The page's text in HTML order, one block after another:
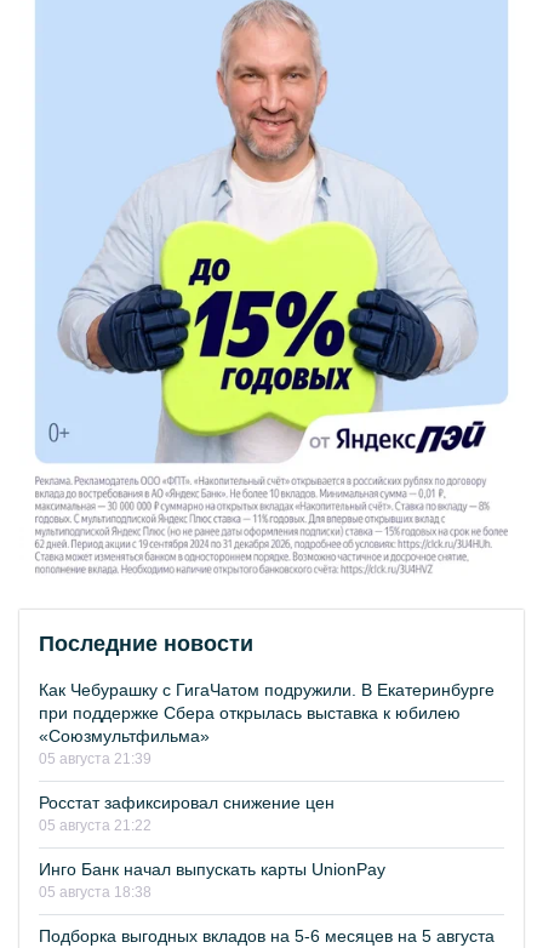
Последние новости
Как Чебурашку с ГигаЧатом подружили. В Екатеринбурге
при поддержке Сбера открылась выставка к юбилею
«Союзмультфильма»
05 августа 21:39
Росстат зафиксировал снижение цен
05 августа 21:22
Инго Банк начал выпускать карты UnionPay
05 августа 18:38
Подборка выгодных вкладов на 5-6 месяцев на 5 августа